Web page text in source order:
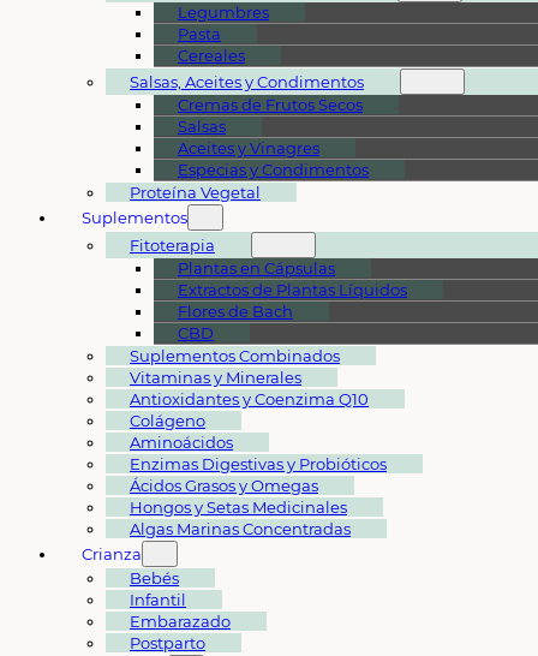
Legumbres
Pasta
Cereales
Salsas, Aceites y Condimentos
Cremas de Frutos Secos
Salsas
Aceites y Vinagres
Especias y Condimentos
Proteína Vegetal
Suplementos
Fitoterapia
Plantas en Cápsulas
Extractos de Plantas Líquidos
Flores de Bach
CBD
Suplementos Combinados
Vitaminas y Minerales
Antioxidantes y Coenzima Q10
Colágeno
Aminoácidos
Enzimas Digestivas y Probióticos
Ácidos Grasos y Omegas
Hongos y Setas Medicinales
Algas Marinas Concentradas
Crianza
Bebés
Infantil
Embarazado
Postparto